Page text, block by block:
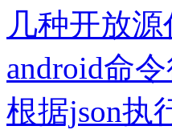
几种开放
android命
根据json执